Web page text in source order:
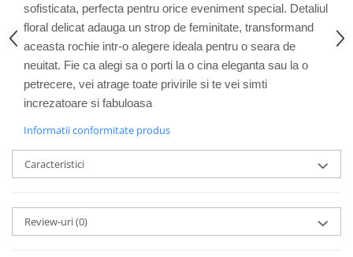
sofisticata, perfecta pentru orice eveniment special. Detaliul
floral delicat adauga un strop de feminitate, transformand
aceasta rochie intr-o alegere ideala pentru o seara de
neuitat. Fie ca alegi sa o porti la o cina eleganta sau la o
petrecere, vei atrage toate privirile si te vei simti
increzatoare si fabuloasa
Informatii conformitate produs
Caracteristici
Review-uri(0)